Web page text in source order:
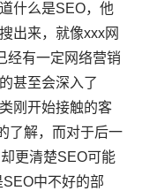
什么是SEO，他
出来，就像xxx网
经有一定网络营销
甚至会深入了
刚开始接触的客
了解，而对于后一
更清楚SEO可能
中不好的部